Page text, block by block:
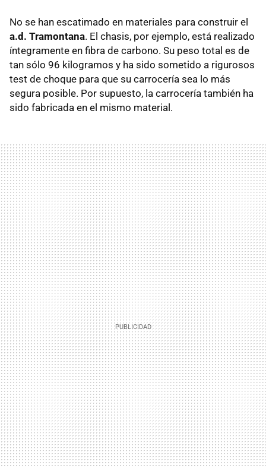
No se han escatimado en materiales para construir el
a.d. Tramontana. El chasis, por ejemplo, está realizado
íntegramente en fibra de carbono. Su peso total es de
tan sólo 96 kilogramos y ha sido sometido a rigurosos
test de choque para que su carrocería sea lo más
segura posible. Por supuesto, la carrocería también ha
sido fabricada en el mismo material.